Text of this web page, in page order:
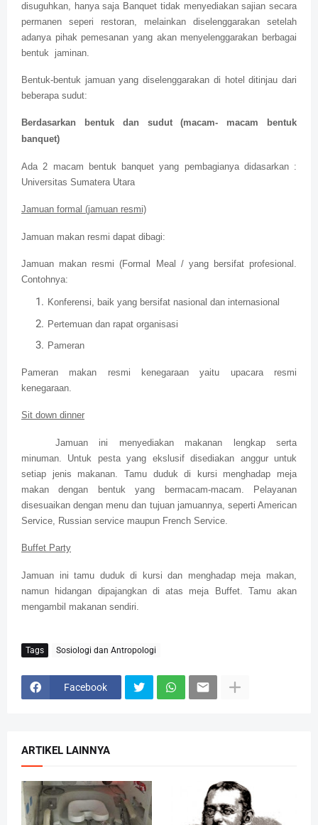
disuguhkan, hanya saja Banquet tidak menyediakan sajian secara
permanen seperi restoran, melainkan diselenggarakan setelah
adanya pihak pemesanan yang akan menyelenggarakan berbagai
bentuk jaminan.
Bentuk-bentuk jamuan yang diselenggarakan di hotel ditinjau dari
beberapa sudut:
Berdasarkan bentuk dan sudut (macam- macam bentuk
banquet)
Ada 2 macam bentuk banquet yang pembagianya didasarkan :
Universitas Sumatera Utara
Jamuan formal (jamuan resmi)
Jamuan makan resmi dapat dibagi:
Jamuan makan resmi (Formal Meal / yang bersifat profesional.
Contohnya:
Konferensi, baik yang bersifat nasional dan internasional
Pertemuan dan rapat organisasi
Pameran
Pameran makan resmi kenegaraan yaitu upacara resmi
kenegaraan.
Sit down dinner
Jamuan ini menyediakan makanan lengkap serta
minuman. Untuk pesta yang ekslusif disediakan anggur untuk
setiap jenis makanan. Tamu duduk di kursi menghadap meja
makan dengan bentuk yang bermacam-macam. Pelayanan
disesuaikan dengan menu dan tujuan jamuannya, seperti American
Service, Russian service maupun French Service.
Buffet Party
Jamuan ini tamu duduk di kursi dan menghadap meja makan,
namun hidangan dipajangkan di atas meja Buffet. Tamu akan
mengambil makanan sendiri.
Tags Sosiologi dan Antropologi
Facebook
ARTIKEL LAINNYA